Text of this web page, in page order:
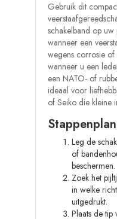
Gebruik dit
schakelband op uw
wanneer een
wegens corrosie
wanneer u een
een NATO- of
ideaal voor
of Seiko die kleine
Stappenplan
Leg de
of
beschermen.
Zoek het
in welke
uitgedrukt.
Plaats de tip